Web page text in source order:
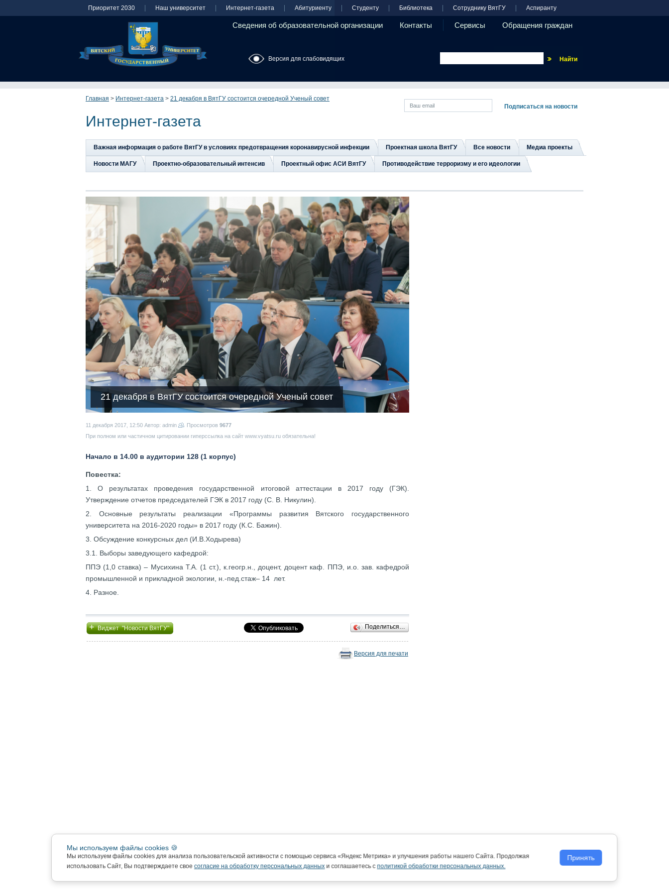
Приоритет 2030 Наш университет Интернет-газета Абитуриенту Студенту Библиотека Сотруднику ВятГУ Аспиранту
Сведения об образовательной организации Контакты Сервисы Обращения граждан
Версия для слабовидящих
Главная > Интернет-газета > 21 декабря в ВятГУ состоится очередной Ученый совет
Интернет-газета
Важная информация о работе ВятГУ в условиях предотвращения коронавирусной инфекции Проектная школа ВятГУ Все новости Медиа проекты
Новости МАГУ Проектно-образовательный интенсив Проектный офис АСИ ВятГУ Противодействие терроризму и его идеологии
21 декабря в ВятГУ состоится очередной Ученый совет
11 декабря 2017, 12:50 Автор: admin Просмотров 9677
При полном или частичном цитировании гиперссылка на сайт www.vyatsu.ru обязательна!
Начало в 14.00 в аудитории 128 (1 корпус)
Повестка:
1. О результатах проведения государственной итоговой аттестации в 2017 году (ГЭК).
Утверждение отчетов председателей ГЭК в 2017 году (С. В. Никулин).
2. Основные результаты реализации «Программы развития Вятского государственного
университета на 2016-2020 годы» в 2017 году (К.С. Бажин).
3. Обсуждение конкурсных дел (И.В.Ходырева)
3.1. Выборы заведующего кафедрой:
ППЭ (1,0 ставка) – Мусихина Т.А. (1 ст.), к.геогр.н., доцент, доцент каф. ППЭ, и.о. зав. кафедрой
промышленной и прикладной экологии, н.-пед.стаж– 14 лет.
4. Разное.
+Виджет "Новости ВятГУ" Поделиться…
Версия для печати
Мы используем файлы cookies 🍪
Мы используем файлы cookies для анализа пользовательской активности с помощью сервиса «Яндекс Метрика» и улучшения работы нашего Сайта. Продолжая
использовать Сайт, Вы подтверждаете своесогласие на обработку персональных данныхи соглашаетесь сполитикой обработки персональных данных.
Принять